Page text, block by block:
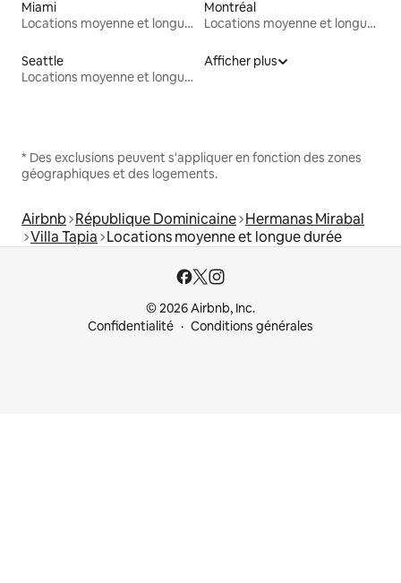
Miami
Locations moyenne et longue durée
Montréal
Locations moyenne et longue durée
Seattle
Locations moyenne et longue durée
Afficher plus
* Des exclusions peuvent s'appliquer en fonction des zones
géographiques et des logements.
Airbnb République Dominicaine Hermanas Mirabal
Villa Tapia Locations moyenne et longue durée
© 2026 Airbnb, Inc.
Confidentialité
Conditions générales